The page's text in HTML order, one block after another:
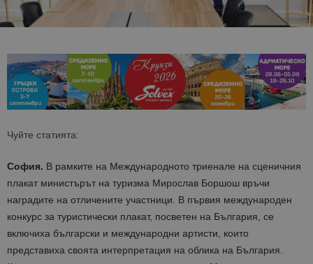
Чуйте статията:
София. В рамките на Международното триенале на сценичния
плакат министърът на туризма Мирослав Боршош връчи
наградите на отличените участници. В първия международен
конкурс за туристически плакат, посветен на България, се
включиха български и международни артисти, които
представиха своята интерпретация на облика на България.